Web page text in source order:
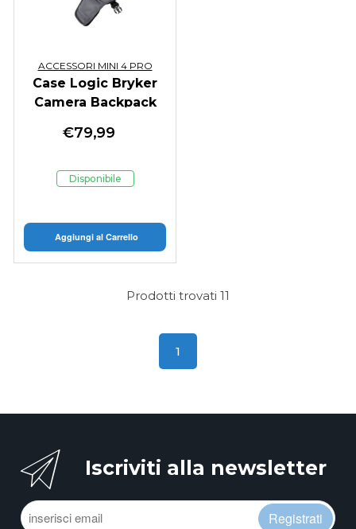
ACCESSORI MINI 4 PRO
Case Logic Bryker
Camera Backpack
€79,99
Disponibile
Aggiungi al Carrello
Prodotti trovati 11
1
Iscriviti alla newsletter
Registrati